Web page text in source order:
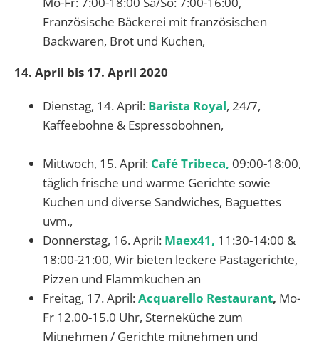
Französische Bäckerei mit französischen
Backwaren, Brot und Kuchen,
14. April bis 17. April 2020
Dienstag, 14. April: Barista Royal, 24/7,
Kaffeebohne & Espressobohnen,
Mittwoch, 15. April: Café Tribeca, 09:00-18:00,
täglich frische und warme Gerichte sowie
Kuchen und diverse Sandwiches, Baguettes
uvm.,
Donnerstag, 16. April: Maex41, 11:30-14:00 &
18:00-21:00, Wir bieten leckere Pastagerichte,
Pizzen und Flammkuchen an
Freitag, 17. April:Acquarello Restaurant, Mo-
Fr 12.00-15.0 Uhr, Sterneküche zum
Mitnehmen / Gerichte mitnehmen und